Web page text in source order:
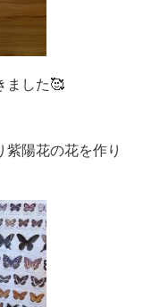
ました🥰
陽花の花を作り